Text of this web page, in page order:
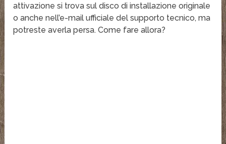
attivazione si trova sul disco di installazione originale
o anche nell’e-mail ufficiale del supporto tecnico, ma
potreste averla persa. Come fare allora?